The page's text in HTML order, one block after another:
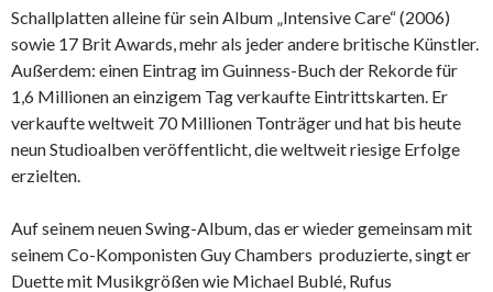
Schallplatten alleine für sein Album „Intensive Care“ (2006)
sowie 17 Brit Awards, mehr als jeder andere britische Künstler.
Außerdem: einen Eintrag im Guinness-Buch der Rekorde für
1,6 Millionen an einzigem Tag verkaufte Eintrittskarten. Er
verkaufte weltweit 70 Millionen Tonträger und hat bis heute
neun Studioalben veröffentlicht, die weltweit riesige Erfolge
erzielten.
Auf seinem neuen Swing-Album, das er wieder gemeinsam mit
seinem Co-Komponisten Guy Chambers produzierte, singt er
Duette mit Musikgrößen wie Michael Bublé, Rufus